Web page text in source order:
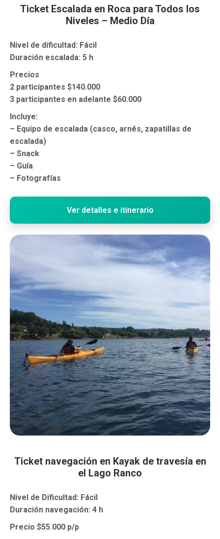
Ticket Escalada en Roca para Todos los
Niveles – Medio Día
Nivel de dificultad: Fácil
Duración escalada: 5 h
Precios
2 participantes $140.000
3 participantes en adelante $60.000
Incluye:
– Equipo de escalada (casco, arnés, zapatillas de
escalada)
– Snack
– Guía
– Fotografías
Ver detalles e itinerario
Ticket navegación en Kayak de travesía en
el Lago Ranco
Nivel de Dificultad: Fácil
Duración navegación: 4 h
Precio $55.000 p/p